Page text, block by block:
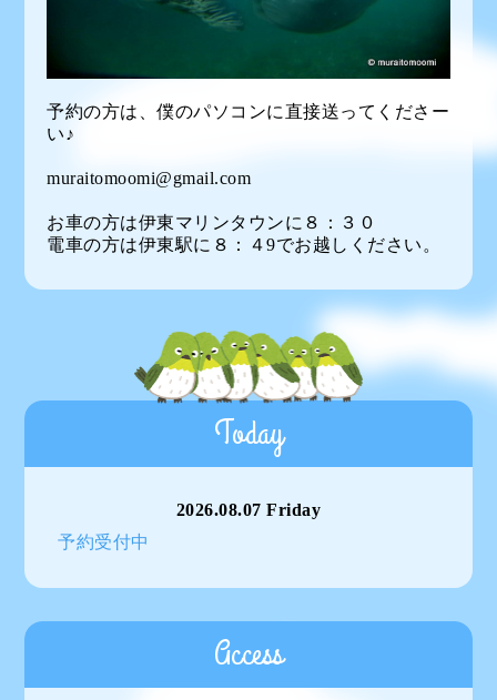
予約の方は、僕のパソコンに直接送ってくださー
い♪
muraitomoomi@gmail.com
お車の方は伊東マリンタウンに８：３０
電車の方は伊東駅に８：４9でお越しください。
Today
2026.08.07 Friday
予約受付中
Access